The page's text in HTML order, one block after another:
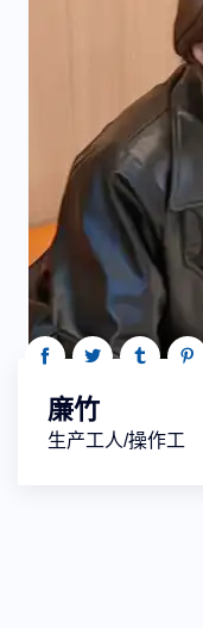
廉竹
生产工人/操作工